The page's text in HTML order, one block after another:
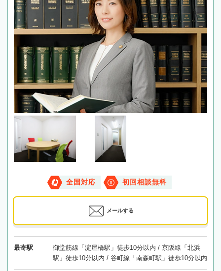
全国対応 初回相談無料
メールする
最寄駅
御堂筋線「淀屋橋駅」徒歩10分以内 / 京阪線「北浜
駅」徒歩10分以内 / 谷町線「南森町駅」徒歩10分以内